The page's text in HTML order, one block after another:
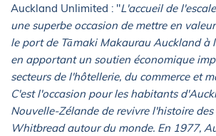
Auckland Unlimited : "L'accueil de
une superbe occasion de mettre en
le port de Tāmaki Makaurau Auckland à
en apportant un soutien économique
secteurs de l'hôtellerie, du commerce et
C'est l'occasion pour les habitants
Nouvelle-Zélande de revivre l'histoire des
Whitbread autour du monde. En 1977,